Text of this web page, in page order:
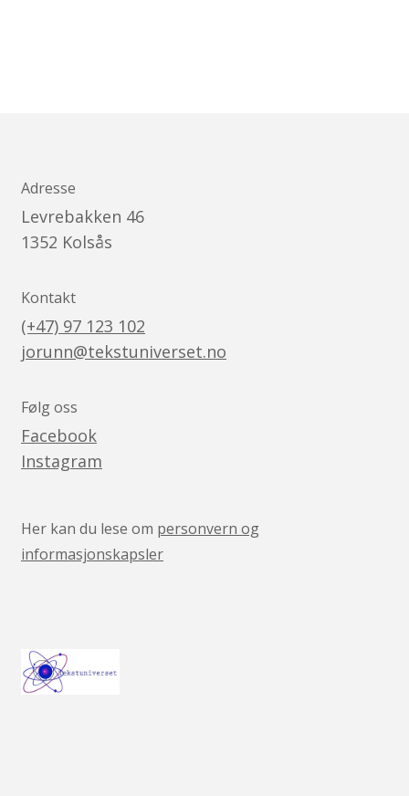
Adresse
Levrebakken 46
1352 Kolsås
Kontakt
(+47) 97 123 102
jorunn@tekstuniverset.no
Følg oss
Facebook
Instagram
Her kan du lese om personvern og
informasjonskapsler